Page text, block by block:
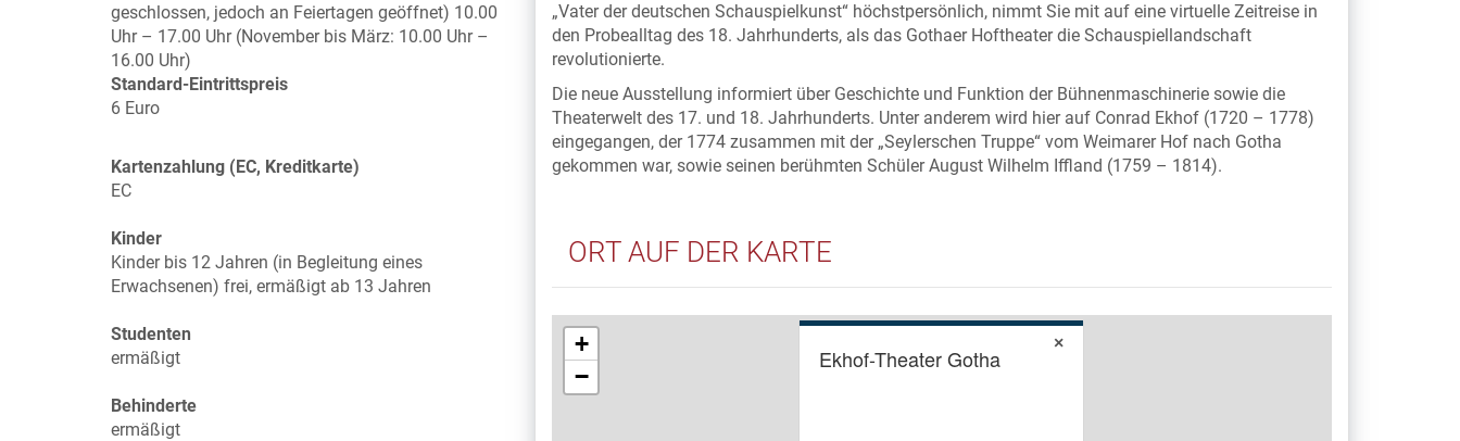
geschlossen, jedoch an Feiertagen geöffnet) 10.00
Uhr – 17.00 Uhr (November bis März: 10.00 Uhr –
16.00 Uhr)
Standard-Eintrittspreis
6 Euro
Kartenzahlung (EC, Kreditkarte)
EC
Kinder
Kinder bis 12 Jahren (in Begleitung eines
Erwachsenen) frei, ermäßigt ab 13 Jahren
Studenten
ermäßigt
Behinderte
ermäßigt
„Vater der deutschen Schauspielkunst“ höchstpersönlich, nimmt Sie mit auf eine virtuelle Zeitreise in
den Probealltag des 18. Jahrhunderts, als das Gothaer Hoftheater die Schauspiellandschaft
revolutionierte.
Die neue Ausstellung informiert über Geschichte und Funktion der Bühnenmaschinerie sowie die
Theaterwelt des 17. und 18. Jahrhunderts. Unter anderem wird hier auf Conrad Ekhof (1720 – 1778)
eingegangen, der 1774 zusammen mit der „Seylerschen Truppe“ vom Weimarer Hof nach Gotha
gekommen war, sowie seinen berühmten Schüler August Wilhelm Iffland (1759 – 1814).
ORT AUF DER KARTE
Ekhof-Theater Gotha
×
+
−